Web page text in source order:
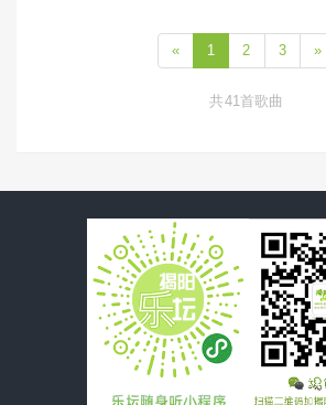
« 1 2 3 »
共41首歌曲